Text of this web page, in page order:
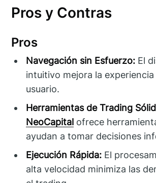
Pros y Contras
Pros
Navegación sin Esfuerzo: El
intuitivo mejora la experiencia
usuario.
Herramientas de Trading
NeoCapital ofrece
ayudan a tomar decisiones
Ejecución Rápida: El
alta velocidad minimiza las